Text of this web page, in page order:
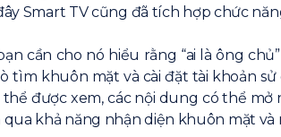
Smart TV cũng đã tích hợp chức
cần cho nó hiểu rằng “ai là ông
khuôn mặt và cài đặt tài khoản sử
được xem, các nội dung có thể
khả năng nhận diện khuôn mặt